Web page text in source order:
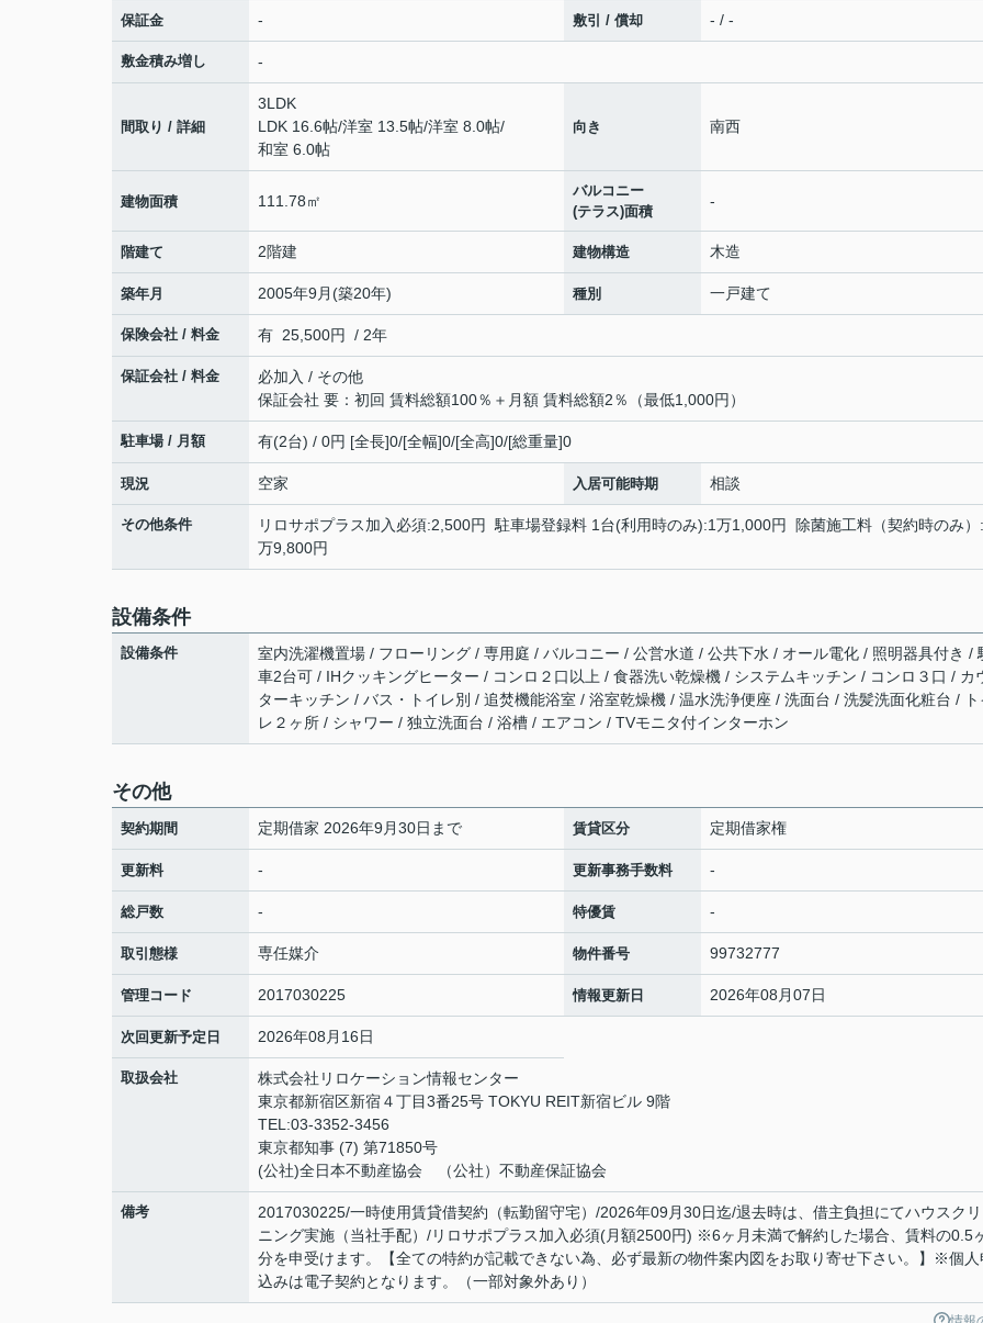
保証金 - 敷引 / 償却 - / -
敷金積み増し -
間取り / 詳細
3LDK
LDK 16.6帖/洋室 13.5帖/洋室 8.0帖/
和室 6.0帖
向き 南西
建物面積 111.78㎡
バルコニー
(テラス)面積
-
階建て 2階建 建物構造 木造
築年月 2005年9月(築20年) 種別 一戸建て
保険会社 / 料金 有 25,500円 / 2年
保証会社 / 料金
必加入 / その他
保証会社 要：初回 賃料総額100％＋月額 賃料総額2％（最低1,000円）
駐車場 / 月額 有(2台) / 0円 [全長]0/[全幅]0/[全高]0/[総重量]0
現況 空家 入居可能時期 相談
その他条件
リロサポプラス加入必須:2,500円 駐車場登録料 1台(利用時のみ):1万1,000円 除菌施工料（契約時のみ）
万9,800円
設備条件
設備条件
室内洗濯機置場 / フローリング / 専用庭 / バルコニー / 公営水道 / 公共下水 / オール電化 / 照明器具付き /
車2台可 / IHクッキングヒーター / コンロ２口以上 / 食器洗い乾燥機 / システムキッチン / コンロ３口 / カ
ターキッチン / バス・トイレ別 / 追焚機能浴室 / 浴室乾燥機 / 温水洗浄便座 / 洗面台 / 洗髪洗面化粧台 / ト
レ２ヶ所 / シャワー / 独立洗面台 / 浴槽 / エアコン / TVモニタ付インターホン
その他
契約期間 定期借家 2026年9月30日まで 賃貸区分 定期借家権
更新料 - 更新事務手数料 -
総戸数 - 特優賃 -
取引態様 専任媒介 物件番号 99732777
管理コード 2017030225 情報更新日 2026年08月07日
次回更新予定日 2026年08月16日
取扱会社
株式会社リロケーション情報センター
東京都新宿区新宿４丁目3番25号 TOKYU REIT新宿ビル 9階
TEL:03-3352-3456
東京都知事 (7) 第71850号
(公社)全日本不動産協会 （公社）不動産保証協会
備考
2017030225/一時使用賃貸借契約（転勤留守宅）/2026年09月30日迄/退去時は、借主負担にてハウスク
ニング実施（当社手配）/リロサポプラス加入必須(月額2500円) ※6ヶ月未満で解約した場合、賃料の0.5
分を申受けます。【全ての特約が記載できない為、必ず最新の物件案内図をお取り寄せ下さい。】※個人
込みは電子契約となります。（一部対象外あり）